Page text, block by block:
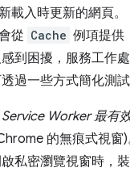
載入時更新的網頁
從 Cache 例項提供
到困擾，服務工作
過一些方式簡化測試
Worker 最有
的無痕式視窗
私密瀏覽視窗時，